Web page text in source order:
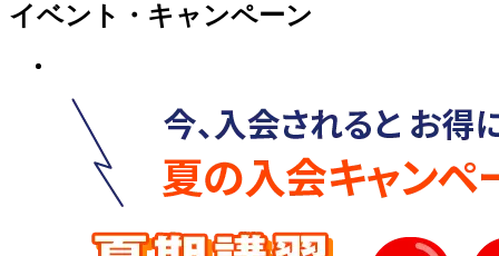
イベント・キャンペーン